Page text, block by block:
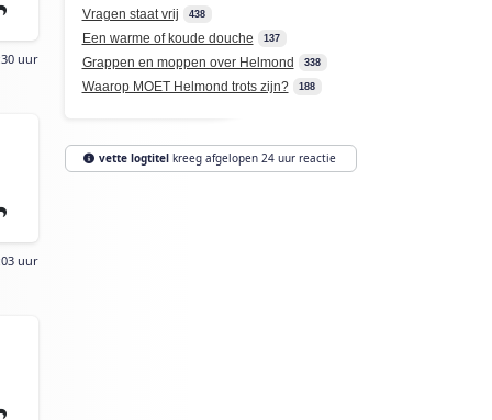
uur
uur
Vragen staat vrij 438
Een warme of koude douche 137
Grappen en moppen over Helmond 338
Waarop MOET Helmond trots zijn? 188
vette logtitelkreeg afgelopen 24 uur reactie